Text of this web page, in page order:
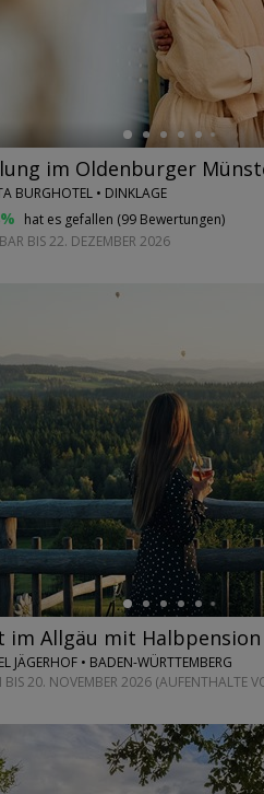
im Oldenburger
BURGHOTEL • DINKLAGE
hat es gefallen (99 Bewertungen)
BIS 22. DEZEMBER 2026
im Allgäu mit Halbpension
JÄGERHOF • BADEN-WÜRTTEMBERG
BIS 20. NOVEMBER 2026 (AUFENTHALTE